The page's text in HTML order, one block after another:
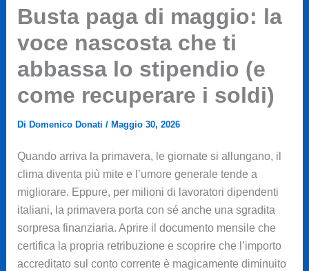
Busta paga di maggio: la
voce nascosta che ti
abbassa lo stipendio (e
come recuperare i soldi)
Di Domenico Donati / Maggio 30, 2026
Quando arriva la primavera, le giornate si allungano, il
clima diventa più mite e l’umore generale tende a
migliorare. Eppure, per milioni di lavoratori dipendenti
italiani, la primavera porta con sé anche una sgradita
sorpresa finanziaria. Aprire il documento mensile che
certifica la propria retribuzione e scoprire che l’importo
accreditato sul conto corrente è magicamente diminuito